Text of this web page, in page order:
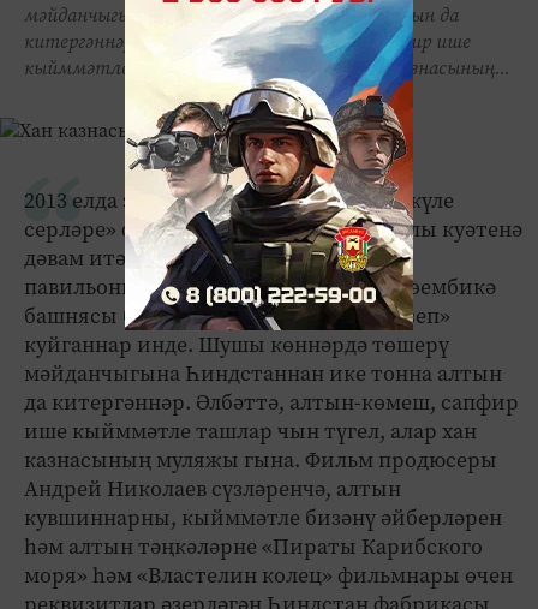
мәйданчыгына Һиндстаннан ике тонна алтын да
китергәннәр. Әлбәттә, алтын-көмеш, сапфир ише
кыйммәтле ташлар чын түгел, алар хан казнасының...
2013 елда экраннарга чыгачак «Кабан күле
серләре» фильмын төшерү эшләре тулы куәтенә
дәвам итә. Әлегә фильмны Мәскәү
павильоннарында төшерәләр. Анда Сөембикә
башнясы белән Казан Кремлен дә «төзеп»
куйганнар инде. Шушы көннәрдә төшерү
мәйданчыгына Һиндстаннан ике тонна алтын
да китергәннәр. Әлбәттә, алтын-көмеш, сапфир
ише кыйммәтле ташлар чын түгел, алар хан
казнасының муляжы гына. Фильм продюсеры
Андрей Николаев сүзләренчә, алтын
кувшиннарны, кыйммәтле бизәнү әйберләрен
һәм алтын тәңкәләрне «Пираты Карибского
моря» һәм «Властелин колец» фильмнары өчен